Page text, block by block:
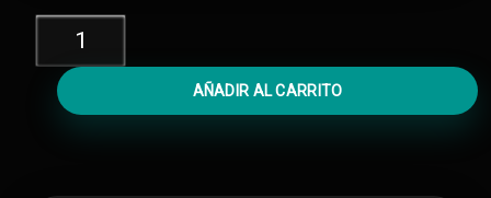
Cambiar
Conector
Carga
AÑADIR AL CARRITO